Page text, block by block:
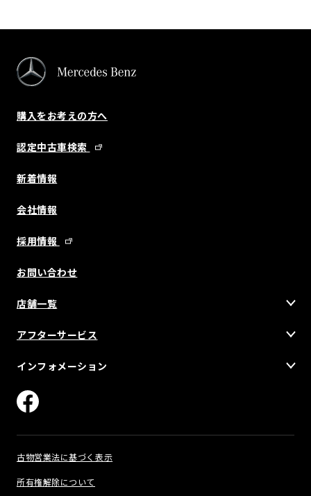
購入をお考えの方へ
認定中古車検索
新着情報
会社情報
採用情報
お問い合わせ
店舗一覧
アフターサービス
インフォメーション
古物営業法に基づく表示
所有権解除について